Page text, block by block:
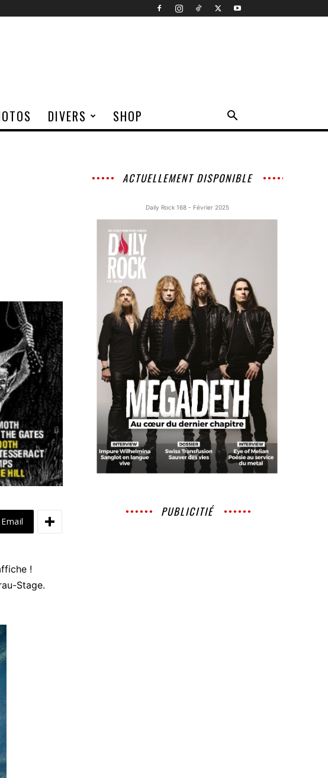
DIVERS SHOP
Email
!
Stage.
ACTUELLEMENT DISPONIBLE
Daily Rock 168 - Février 2025
PUBLICITIÉ